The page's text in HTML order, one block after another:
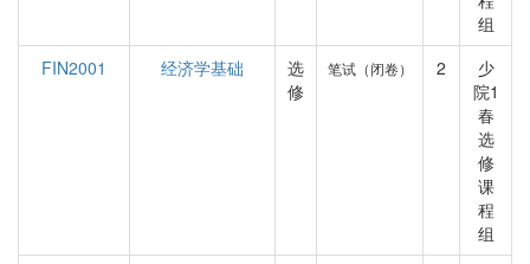
组
FIN2001
经济学基础
选
修
笔试（闭卷） 2
少
院1
春
选
修
课
程
组